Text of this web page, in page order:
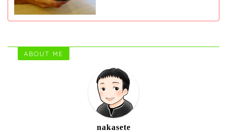
ABOUT ME
nakasete